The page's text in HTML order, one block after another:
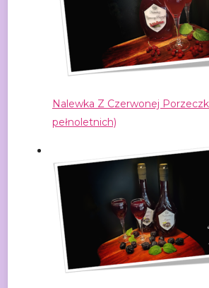
Nalewka Z Czerwonej
pełnoletnich)